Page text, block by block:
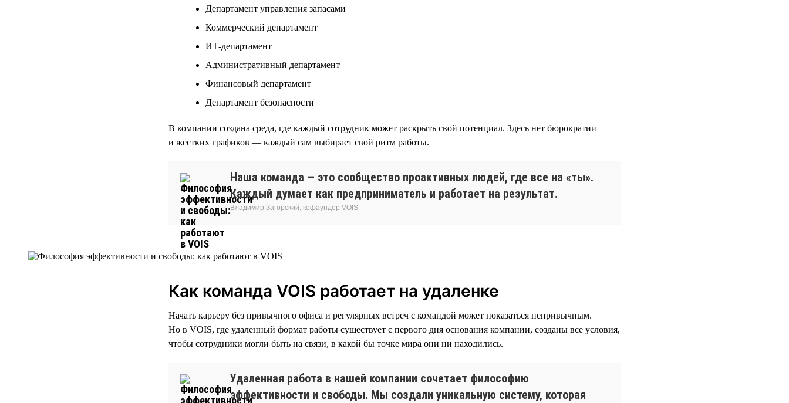
Департамент управления запасами
Коммерческий департамент
ИТ-департамент
Административный департамент
Финансовый департамент
Департамент безопасности
В компании создана среда, где каждый сотрудник может раскрыть свой потенциал. Здесь нет бюрократии
и жестких графиков — каждый сам выбирает свой ритм работы.
Наша команда — это сообщество проактивных людей, где все на «ты».
Каждый думает как предприниматель и работает на результат.
Владимир Загорский, кофаундер VOIS
Как команда VOIS работает на удаленке
Начать карьеру без привычного офиса и регулярных встреч с командой может показаться непривычным.
Но в VOIS, где удаленный формат работы существует с первого дня основания компании, созданы все условия,
чтобы сотрудники могли быть на связи, в какой бы точке мира они ни находились.
Удаленная работа в нашей компании сочетает философию
эффективности и свободы. Мы создали уникальную систему, которая